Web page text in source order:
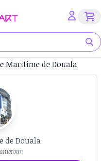
Musée Maritime de Douala